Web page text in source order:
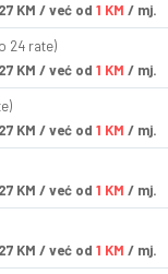
27 KM / već od 1 KM / mj.
24 rate)
27 KM / već od 1 KM / mj.
27 KM / već od 1 KM / mj.
27 KM / već od 1 KM / mj.
27 KM / već od 1 KM / mj.